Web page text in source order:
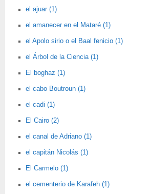
el ajuar (1)
el amanecer en el Mataré (1)
el Apolo sirio o el Baal fenicio (1)
el Árbol de la Ciencia (1)
El boghaz (1)
el cabo Boutroun (1)
el cadi (1)
El Cairo (2)
el canal de Adriano (1)
el capitán Nicolás (1)
El Carmelo (1)
el cementerio de Karafeh (1)